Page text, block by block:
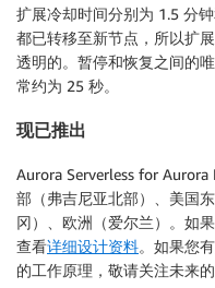
扩展冷却时间分别为 1.5 分
都已转移至新节点，所以扩
透明的。暂停和恢复之间的
常约为 25 秒。
现已推出
Aurora Serverless for Aurora
部（弗吉尼亚北部）
美国
冈）
欧洲（爱尔兰）
。如
查看详细设计资料。如果您
的工作原理，敬请关注未来